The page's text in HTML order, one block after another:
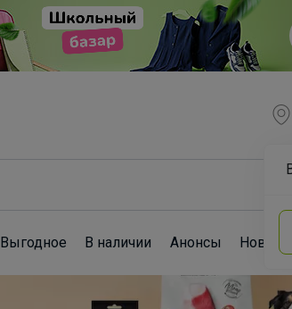
Выгодное В наличии Анонсы Новости